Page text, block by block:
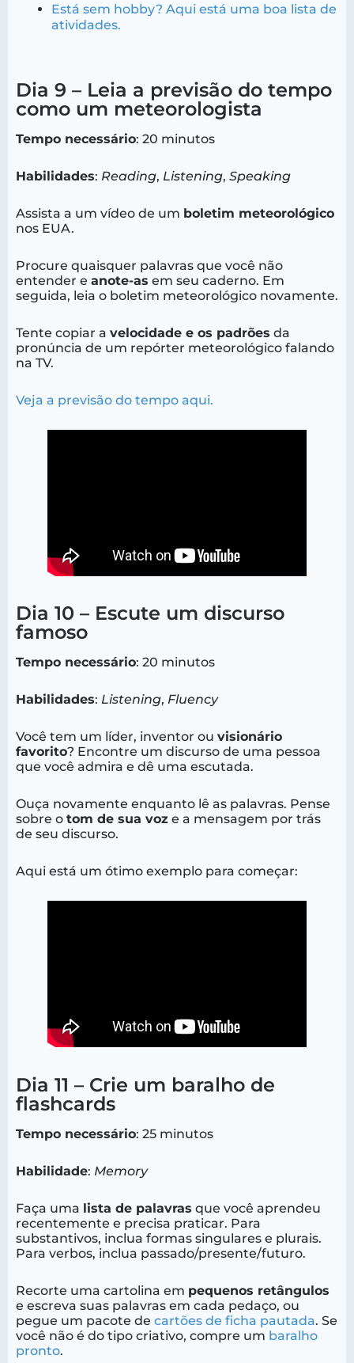
Está sem hobby? Aqui está uma boa lista de
atividades.
Dia 9 – Leia a previsão do tempo
como um meteorologista
Tempo necessário: 20 minutos
Habilidades: Reading, Listening, Speaking
Assista a um vídeo de um boletim meteorológico
nos EUA.
Procure quaisquer palavras que você não
entender e anote-as em seu caderno. Em
seguida, leia o boletim meteorológico novamente.
Tente copiar a velocidade e os padrões da
pronúncia de um repórter meteorológico falando
na TV.
Veja a previsão do tempo aqui.
Dia 10 – Escute um discurso
famoso
Tempo necessário: 20 minutos
Habilidades: Listening, Fluency
Você tem um líder, inventor ou visionário
favorito? Encontre um discurso de uma pessoa
que você admira e dê uma escutada.
Ouça novamente enquanto lê as palavras. Pense
sobre o tom de sua voz e a mensagem por trás
de seu discurso.
Aqui está um ótimo exemplo para começar:
Dia 11 – Crie um baralho de
flashcards
Tempo necessário: 25 minutos
Habilidade: Memory
Faça uma lista de palavras que você aprendeu
recentemente e precisa praticar. Para
substantivos, inclua formas singulares e plurais.
Para verbos, inclua passado/presente/futuro.
Recorte uma cartolina em pequenos retângulos
e escreva suas palavras em cada pedaço, ou
pegue um pacote de cartões de ficha pautada. Se
você não é do tipo criativo, compre um baralho
pronto.